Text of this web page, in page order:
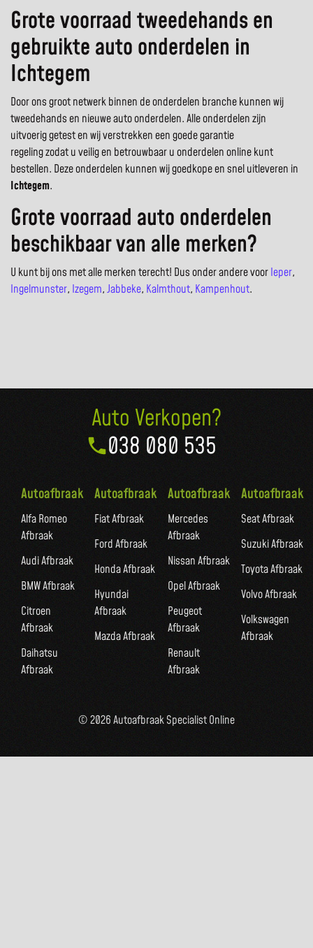
Grote voorraad tweedehands en
gebruikte auto onderdelen in
Ichtegem
Door ons groot netwerk binnen de onderdelen branche kunnen wij
tweedehands en nieuwe auto onderdelen. Alle onderdelen zijn
uitvoerig getest en wij verstrekken een goede garantie
regeling zodat u veilig en betrouwbaar u onderdelen online kunt
bestellen. Deze onderdelen kunnen wij goedkope en snel uitleveren in
Ichtegem.
Grote voorraad auto onderdelen
beschikbaar van alle merken?
U kunt bij ons met alle merken terecht! Dus onder andere voorIeper,
Ingelmunster, Izegem,Jabbeke, Kalmthout, Kampenhout.
Auto Verkopen?
038 080 535
Autoafbraak
Alfa Romeo
Afbraak
Audi Afbraak
BMW Afbraak
Citroen
Afbraak
Daihatsu
Afbraak
Autoafbraak
Fiat Afbraak
Ford Afbraak
Honda Afbraak
Hyundai
Afbraak
Mazda Afbraak
Autoafbraak
Mercedes
Afbraak
Nissan Afbraak
Opel Afbraak
Peugeot
Afbraak
Renault
Afbraak
Autoafbraak
Seat Afbraak
Suzuki Afbraak
Toyota Afbraak
Volvo Afbraak
Volkswagen
Afbraak
© 2026 Autoafbraak Specialist Online